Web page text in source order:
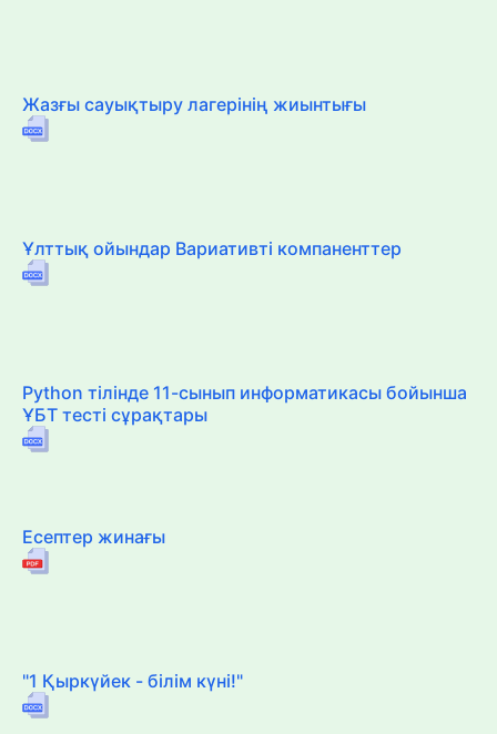
Жазғы сауықтыру лагерінің жиынтығы
Ұлттық ойындар Вариативті компаненттер
Python тілінде 11-сынып информатикасы бойынша
ҰБТ тесті сұрақтары
Есептер жинағы
"1 Қыркүйек - білім күні!"